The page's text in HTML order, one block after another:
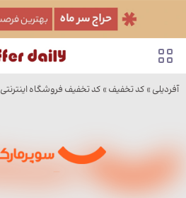
آفردیلی » کد تخفیف » کد تخفیف فروشگاه اینترنتی